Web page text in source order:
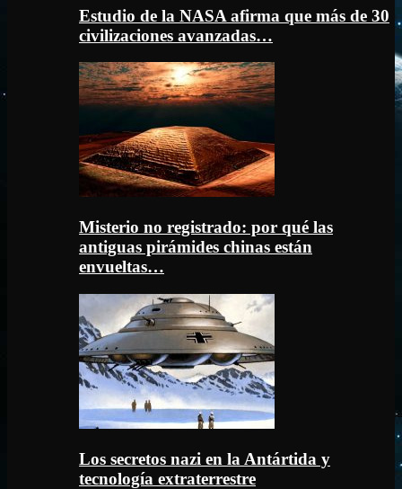
Estudio de la NASA afirma que más de 30
civilizaciones avanzadas…
Misterio no registrado: por qué las
antiguas pirámides chinas están
envueltas…
Los secretos nazi en la Antártida y
tecnología extraterrestre